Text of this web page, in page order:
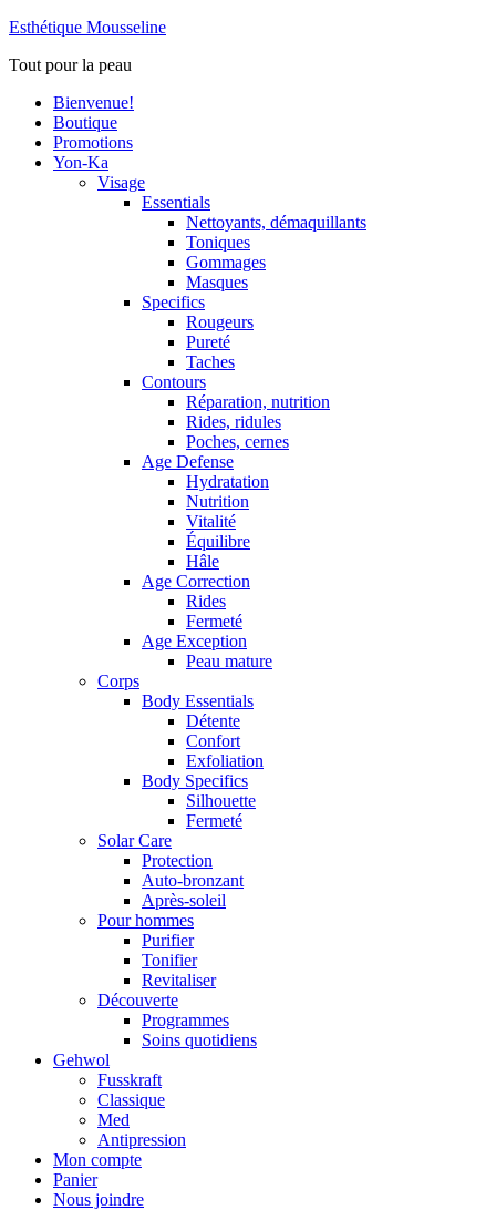
Esthétique Mousseline
Tout pour la peau
Bienvenue!
Boutique
Promotions
Yon-Ka
Visage
Essentials
Nettoyants, démaquillants
Toniques
Gommages
Masques
Specifics
Rougeurs
Pureté
Taches
Contours
Réparation, nutrition
Rides, ridules
Poches, cernes
Age Defense
Hydratation
Nutrition
Vitalité
Équilibre
Hâle
Age Correction
Rides
Fermeté
Age Exception
Peau mature
Corps
Body Essentials
Détente
Confort
Exfoliation
Body Specifics
Silhouette
Fermeté
Solar Care
Protection
Auto-bronzant
Après-soleil
Pour hommes
Purifier
Tonifier
Revitaliser
Découverte
Programmes
Soins quotidiens
Gehwol
Fusskraft
Classique
Med
Antipression
Mon compte
Panier
Nous joindre